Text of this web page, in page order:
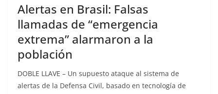
Alertas en Brasil: Falsas
llamadas de “emergencia
extrema” alarmaron a la
población
DOBLE LLAVE – Un supuesto ataque al sistema de
alertas de la Defensa Civil, basado en tecnología de